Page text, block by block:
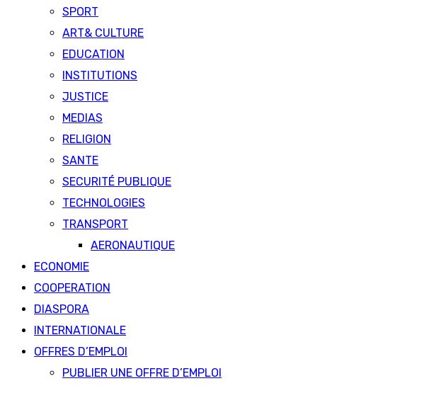
SPORT
ART& CULTURE
EDUCATION
INSTITUTIONS
JUSTICE
MEDIAS
RELIGION
SANTE
SECURITÉ PUBLIQUE
TECHNOLOGIES
TRANSPORT
AERONAUTIQUE
ECONOMIE
COOPERATION
DIASPORA
INTERNATIONALE
OFFRES D’EMPLOI
PUBLIER UNE OFFRE D’EMPLOI